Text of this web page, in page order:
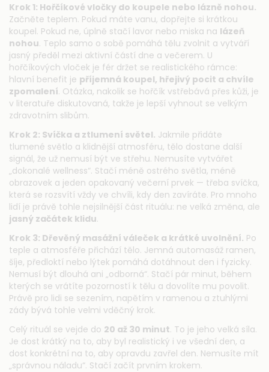
Krok 1: Hořčíkové vločky do koupele nebo lázně nohou.
Začněte teplem. Pokud máte vanu, dopřejte si krátkou
koupel. Pokud ne, úplně stačí lavor nebo miska na lázeň
nohou. Teplo samo o sobě pomáhá tělu zvolnit a vytváří
jasný předěl mezi aktivní částí dne a večerem. U
hořčíkových vloček je fér držet se realistického rámce:
hlavní benefit je příjemná koupel, hřejivý pocit a chvíle
zpomalení. Otázka, nakolik se hořčík vstřebává přes kůži, je
v literatuře diskutovaná, takže je lepší vyhnout se velkým
zdravotním slibům.
Krok 2: Svíčka a ztlumení světel. Jakmile přidáte
tlumené světlo a klidnější atmosféru, tělo dostane další
signál, že už nemusí být ve střehu. Nemusíte vytvářet
„dokonalé wellness“. Stačí méně ostrého světla, méně
obrazovek a jeden opakovaný večerní prvek — třeba svíčka,
která se rozsvítí vždy ve chvíli, kdy den zavíráte. Pro mnoho
lidí je právě tohle nejsilnější část rituálu: ne velká změna, ale
jasný začátek klidu.
Krok 3: Dřevěný masážní váleček a krátké uvolnění. Po
teple a atmosféře přichází tělo. Jemná automasáž ramen,
šíje, předloktí nebo lýtek pomáhá dotáhnout den i fyzicky.
Nemusí být dlouhá ani „odborná“. Stačí pár minut, během
kterých se vrátíte pozorností k tělu a dovolíte mu povolit.
Právě pro lidi se sezením, napětím v ramenou a ztuhlými
zády bývá tohle velmi vděčný krok.
Celý rituál se vejde do 20 až 30 minut. To je jeho velká síla.
Je dost krátký na to, aby byl realistický i ve všední den, a
dost konkrétní na to, aby opravdu zavřel den. Nemusíte mít
„správnou náladu“. Stačí začít prvním krokem.